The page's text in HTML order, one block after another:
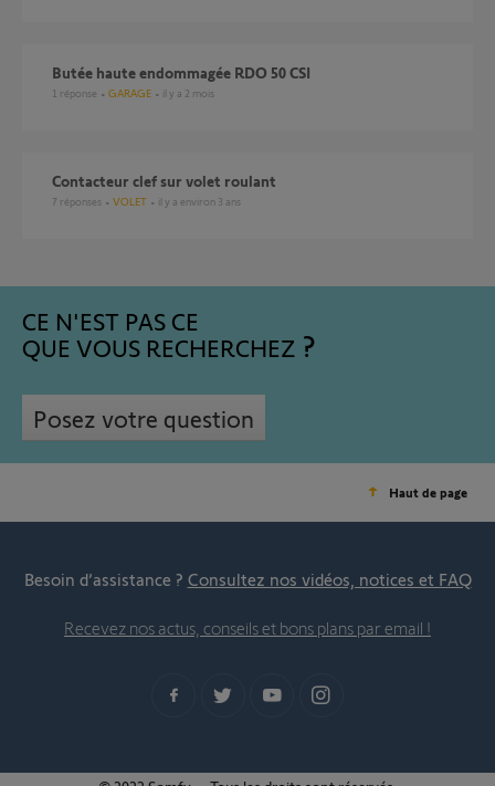
Butée haute endommagée RDO 50 CSI
1 réponse GARAGE il y a 2 mois
Contacteur clef sur volet roulant
7 réponses VOLET il y a environ 3 ans
CE N'EST PAS CE
QUE VOUS RECHERCHEZ
Posez votre question
Haut de page
Besoin d’assistance ? Consultez nos vidéos, notices et FAQ
Recevez nos actus, conseils et bons plans par email !